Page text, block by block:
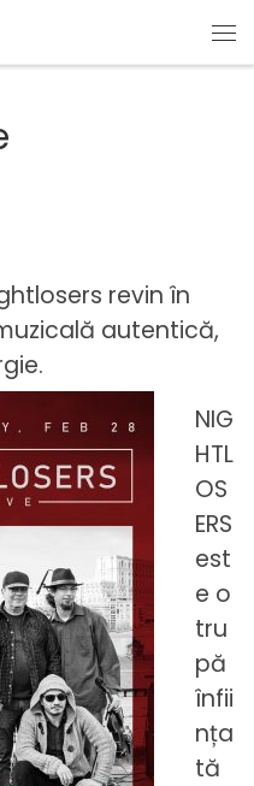
revin în
autentică,
NIG
HTL
OS
ERS
est
e o
tru
pă
înfii
nța
tă